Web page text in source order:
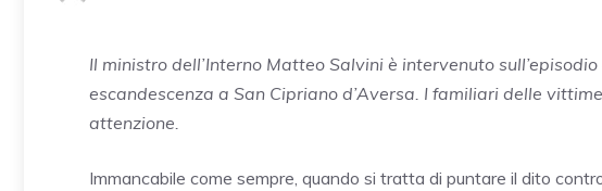
Il ministro dell’Interno Matteo Salvini è intervenuto
escandescenza a San Cipriano d’Aversa. I familiari delle
attenzione.
Immancabile come sempre, quando si tratta di puntare il dito